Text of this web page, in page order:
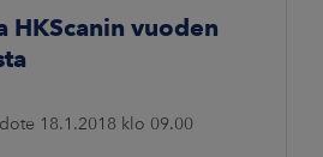
HKScanin vuoden
18.1.2018 klo 09.00